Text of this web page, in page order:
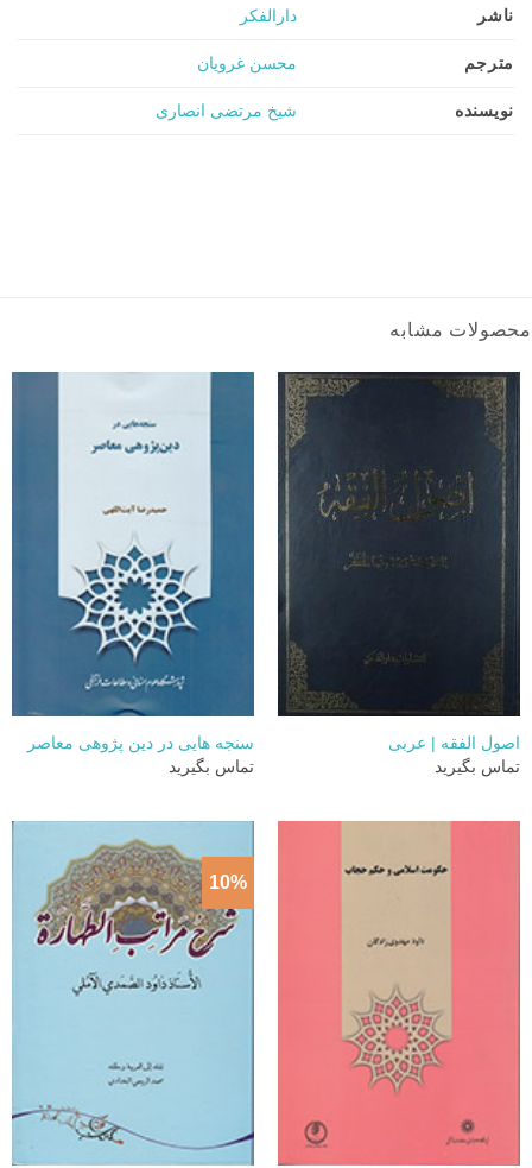
ناشر دارالفکر
مترجم محسن غرویان
نویسنده شیخ مرتضی انصاری
محصولات مشابه
اصول الفقه | عربی
تماس بگیرید
سنجه هایی در دین پژوهی معاصر
تماس بگیرید
10%